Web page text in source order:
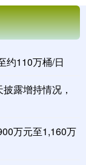
约110万桶/日
露增持情况，
万元至1,160万